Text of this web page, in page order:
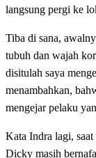
langsung pergi ke
Tiba di sana,
tubuh dan wajah
disitulah saya
menambahkan,
mengejar pelaku
Kata Indra lagi,
Dicky masih